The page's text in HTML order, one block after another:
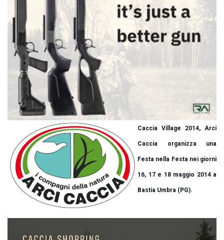
Caccia Village 2014, Arci
Caccia organizza una
Festa nella Festa nei giorni
16, 17 e 18 maggio 2014 a
Bastia Umbra (PG).